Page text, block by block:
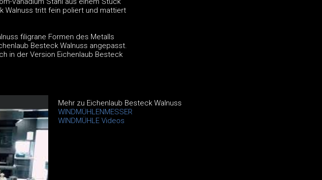
Walnuss tritt fein poliert und mattiert
filigrane Formen des Metalls
Besteck Walnuss angepasst.
in der Version Eichenlaub Besteck
Mehr zu Eichenlaub Besteck Walnuss
WINDMÜHLENMESSER
WINDMÜHLE Videos